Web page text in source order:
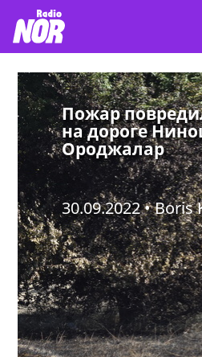
Пожар
на дороге
Ороджалар
30.09.2022 • Boris